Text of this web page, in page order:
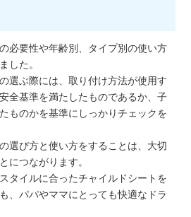
必要性や年齢別、タイプ別の使い方
した。
選ぶ際には、取り付け方法が使用す
全基準を満たしたものであるか、子
ものかを基準にしっかりチェックを
選び方と使い方をすることは、大切
につながります。
タイルに合ったチャイルドシートを
、パパやママにとっても快適なドラ